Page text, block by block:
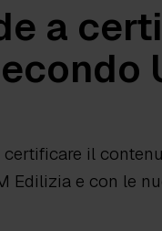
a
il
Edilizia e con le